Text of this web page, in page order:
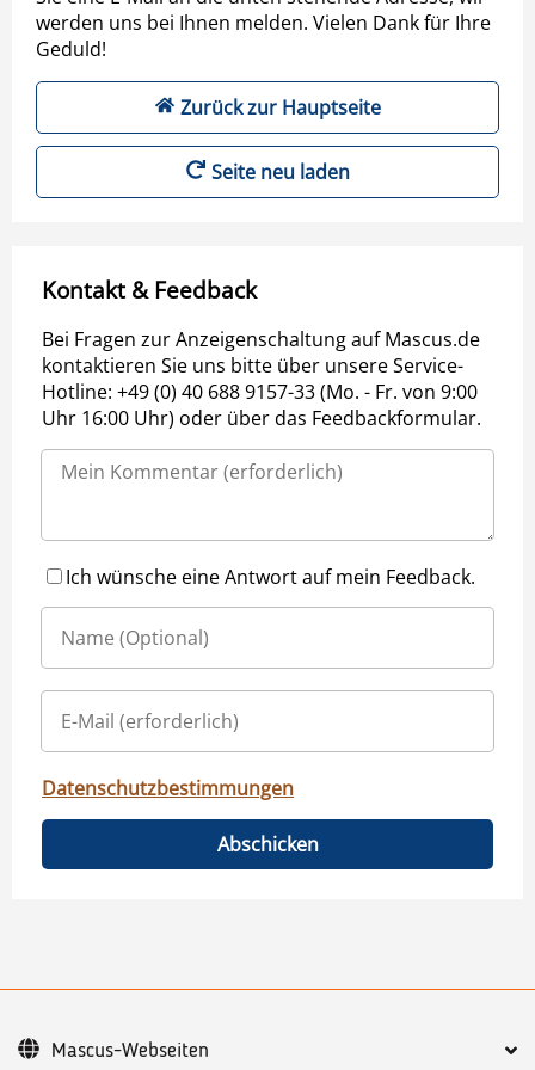
werden uns bei Ihnen melden. Vielen Dank für Ihre
Geduld!
Zurück zur Hauptseite
Seite neu laden
Kontakt & Feedback
Bei Fragen zur Anzeigenschaltung auf Mascus.de
kontaktieren Sie uns bitte über unsere Service-
Hotline: +49 (0) 40 688 9157-33 (Mo. - Fr. von 9:00
Uhr 16:00 Uhr) oder über das Feedbackformular.
Ich wünsche eine Antwort auf mein Feedback.
Datenschutzbestimmungen
Abschicken
Mascus-Webseiten